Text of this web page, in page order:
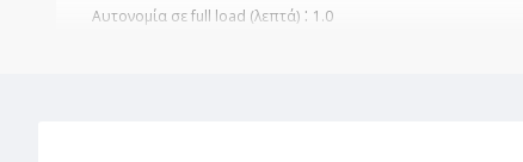
Αυτονομία σε full load (λεπτά) : 1.0